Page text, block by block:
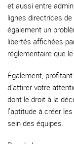
et aussi entre
lignes directrices
également un
libertés affichées
réglementaire que
Également,
d’attirer votre
dont le droit à la
l’aptitude à créer
sein des équipes.